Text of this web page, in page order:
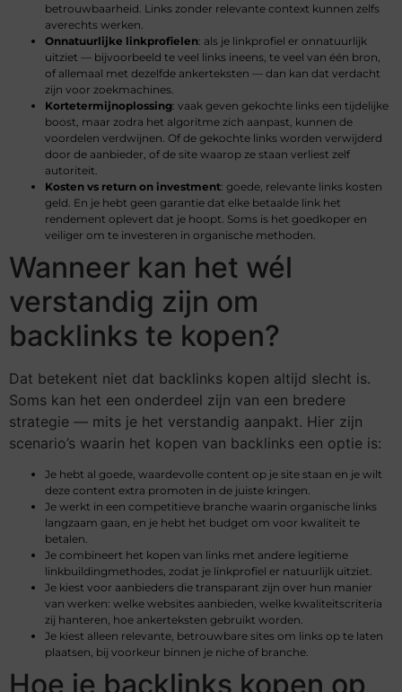
betrouwbaarheid. Links zonder relevante context kunnen zelfs
averechts werken.
Onnatuurlijke linkprofielen: als je linkprofiel er onnatuurlijk
uitziet — bijvoorbeeld te veel links ineens, te veel van één bron,
of allemaal met dezelfde ankerteksten — dan kan dat verdacht
zijn voor zoekmachines.
Kortetermijnoplossing: vaak geven gekochte links een tijdelijke
boost, maar zodra het algoritme zich aanpast, kunnen de
voordelen verdwijnen. Of de gekochte links worden verwijderd
door de aanbieder, of de site waarop ze staan verliest zelf
autoriteit.
Kosten vs return on investment: goede, relevante links kosten
geld. En je hebt geen garantie dat elke betaalde link het
rendement oplevert dat je hoopt. Soms is het goedkoper en
veiliger om te investeren in organische methoden.
Wanneer kan het wél
verstandig zijn om
backlinks te kopen?
Dat betekent niet dat backlinks kopen altijd slecht is.
Soms kan het een onderdeel zijn van een bredere
strategie — mits je het verstandig aanpakt. Hier zijn
scenario’s waarin het kopen van backlinks een optie is:
Je hebt al goede, waardevolle content op je site staan en je wilt
deze content extra promoten in de juiste kringen.
Je werkt in een competitieve branche waarin organische links
langzaam gaan, en je hebt het budget om voor kwaliteit te
betalen.
Je combineert het kopen van links met andere legitieme
linkbuildingmethodes, zodat je linkprofiel er natuurlijk uitziet.
Je kiest voor aanbieders die transparant zijn over hun manier
van werken: welke websites aanbieden, welke kwaliteitscriteria
zij hanteren, hoe ankerteksten gebruikt worden.
Je kiest alleen relevante, betrouwbare sites om links op te laten
plaatsen, bij voorkeur binnen je niche of branche.
Hoe je backlinks kopen op